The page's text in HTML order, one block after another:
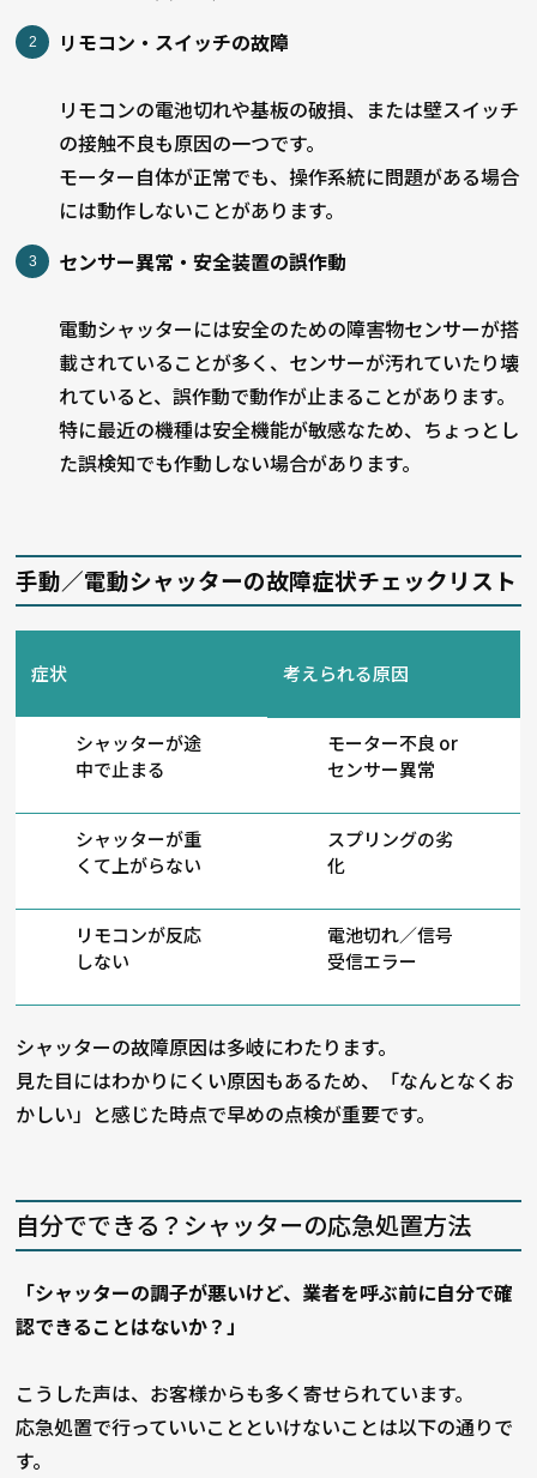
リモコン・スイッチの故障
リモコンの電池切れや基板の破損、または壁スイッチ
の接触不良も原因の一つです。
モーター自体が正常でも、操作系統に問題がある場合
には動作しないことがあります。
センサー異常・安全装置の誤作動
電動シャッターには安全のための障害物センサーが搭
載されていることが多く、センサーが汚れていたり壊
れていると、誤作動で動作が止まることがあります。
特に最近の機種は安全機能が敏感なため、ちょっとし
た誤検知でも作動しない場合があります。
手動／電動シャッターの故障症状チェックリスト
症状 考えられる原因
シャッターが途
中で止まる
モーター不良 or
センサー異常
シャッターが重
くて上がらない
スプリングの劣
化
リモコンが反応
しない
電池切れ／信号
受信エラー
シャッターの故障原因は多岐にわたります。
見た目にはわかりにくい原因もあるため、「なんとなくお
かしい」と感じた時点で早めの点検が重要です。
自分でできる？シャッターの応急処置方法
「シャッターの調子が悪いけど、業者を呼ぶ前に自分で確
認できることはないか？」
こうした声は、お客様からも多く寄せられています。
応急処置で行っていいことといけないことは以下の通りで
す。